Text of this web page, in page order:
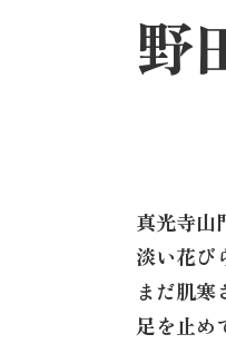
野
真光寺山
淡い花び
まだ肌寒
足を止め